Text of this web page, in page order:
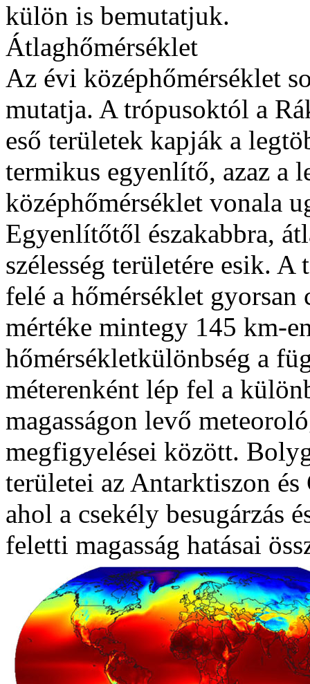
külön is bemutatjuk.
Átlaghőmérséklet
Az évi középhőmérséklet
mutatja. A trópusoktól a
eső területek kapják a
termikus egyenlítő, azaz a
középhőmérséklet vonala
Egyenlítőtől északabbra,
szélesség területére esik.
felé a hőmérséklet gyorsan
mértéke mintegy 145 km-
hőmérsékletkülönbség a
méterenként lép fel a
magasságon levő
megfigyelései között.
területei az Antarktiszon
ahol a csekély besugárzás
feletti magasság hatásai